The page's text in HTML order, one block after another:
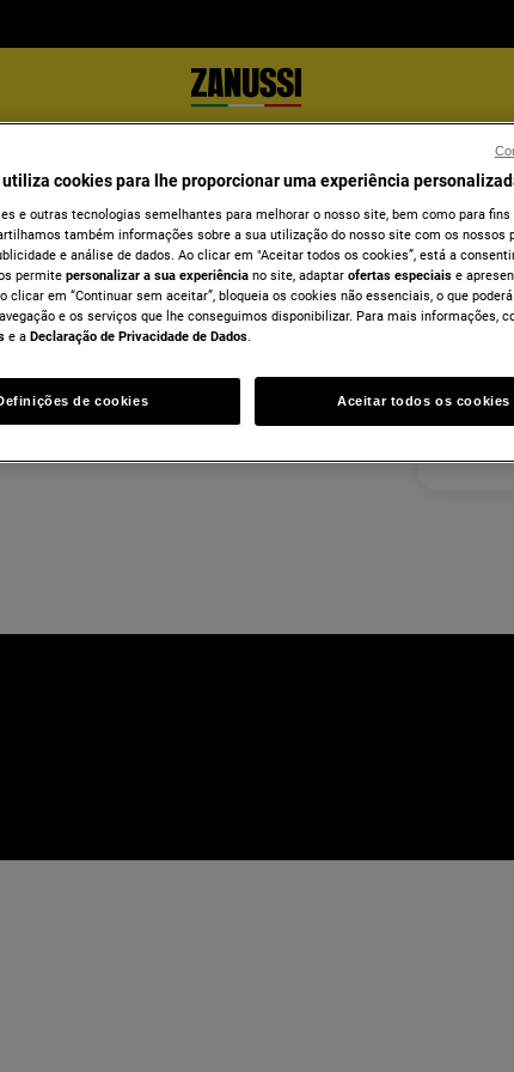
online
direito de livre resolução de contratos
por e-mail. Clique em “Resolução do
NIF:
Morada
2740-
cookies para lhe proporcionar uma experiência
e outras tecnologias semelhantes para melhorar o nosso site, bem como para
também informações sobre a sua utilização do nosso site com os nossos
e análise de dados. Ao clicar em "Aceitar todos os cookies”, está a
permite personalizar a sua experiência no site, adaptar ofertas especiais e
clicar em “Continuar sem aceitar”, bloqueia os cookies não essenciais, o que
e os serviços que lhe conseguimos disponibilizar. Para mais informações,
e a Declaração de Privacidade de Dados.
de cookies Aceitar todos os cookies